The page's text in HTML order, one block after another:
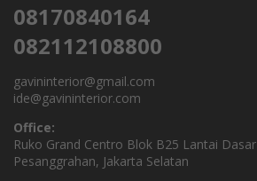
08170840164
082112108800
gavininterior@gmail.com
ide@gavininterior.com
Office:
Ruko Grand Centro Blok B25 Lantai Dasar
Pesanggrahan, Jakarta Selatan